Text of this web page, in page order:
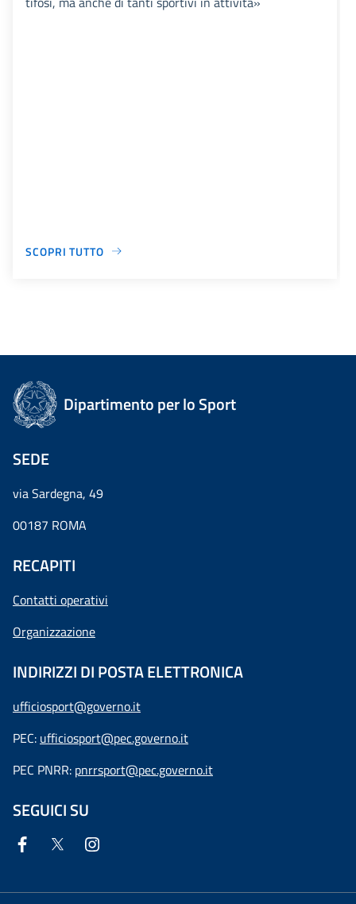
SCOPRI TUTTO
Dipartimento per lo Sport
SEDE
via Sardegna, 49
00187 ROMA
RECAPITI
Contatti operativi
Organizzazione
INDIRIZZI DI POSTA ELETTRONICA
ufficiosport@governo.it
PEC: ufficiosport@pec.governo.it
PEC PNRR: pnrrsport@pec.governo.it
SEGUICI SU